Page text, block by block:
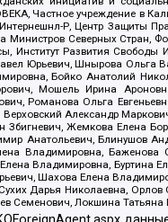
Частное учреждение в
Р, Центр Защиты
Министров Северных Стран,
Институт Развития
Юрьевич, Шнырова Ольга
Бойко Анатолий
Мошель Ирина
Романова Ольга
Александр
Збигневич, Жемкова Елена
Анатольевич, Блинушов
Владимировна, Баженова
Владимировна,
Шахова Елена
Дарья Николаевна, Орлов
Семенович, Локшина